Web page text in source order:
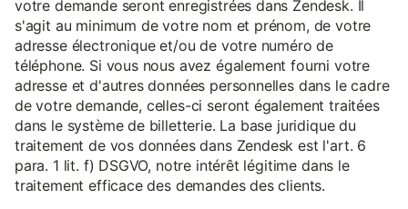
votre demande seront enregistrées dans Zendesk. Il
s'agit au minimum de votre nom et prénom, de votre
adresse électronique et/ou de votre numéro de
téléphone. Si vous nous avez également fourni votre
adresse et d'autres données personnelles dans le cadre
de votre demande, celles-ci seront également traitées
dans le système de billetterie. La base juridique du
traitement de vos données dans Zendesk est l'art. 6
para. 1 lit. f) DSGVO, notre intérêt légitime dans le
traitement efficace des demandes des clients.